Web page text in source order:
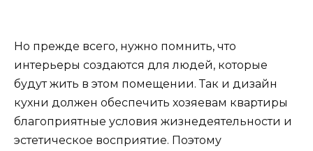
Но прежде всего, нужно помнить, что
интерьеры создаются для людей, которые
будут жить в этом помещении. Так и дизайн
кухни должен обеспечить хозяевам квартиры
благоприятные условия жизнедеятельности и
эстетическое восприятие. Поэтому